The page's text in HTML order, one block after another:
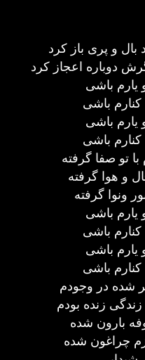
و پری باز کرد
دوباره اعجاز کرد
یارم باشی
باشی
یارم باشی
باشی
تو صفا گرفته
و هوا گرفته
ونوا گرفته
یارم باشی
باشی
یارم باشی
باشی
شده در وجودم
زندگی زنده بودم
بارون شده
چراغون شده